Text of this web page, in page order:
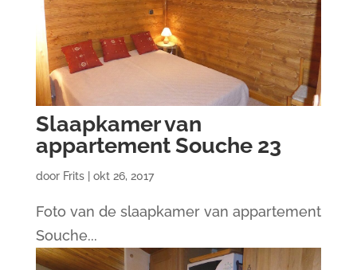
Slaapkamer van
appartement Souche 23
door Frits| okt 26, 2017
Foto van de slaapkamer van appartement
Souche...